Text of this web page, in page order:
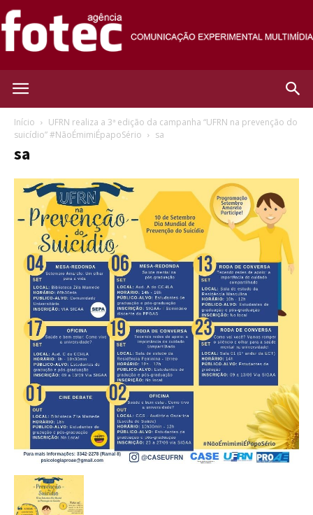
Início
UFRN realiza a 3ª edição da campanha “UFRN na prevenção do
suicídio” #NãoÉmimiÉpapoSério
sa
sa